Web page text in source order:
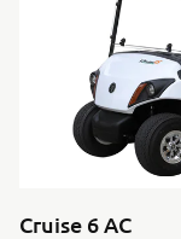
Cruise 6 AC